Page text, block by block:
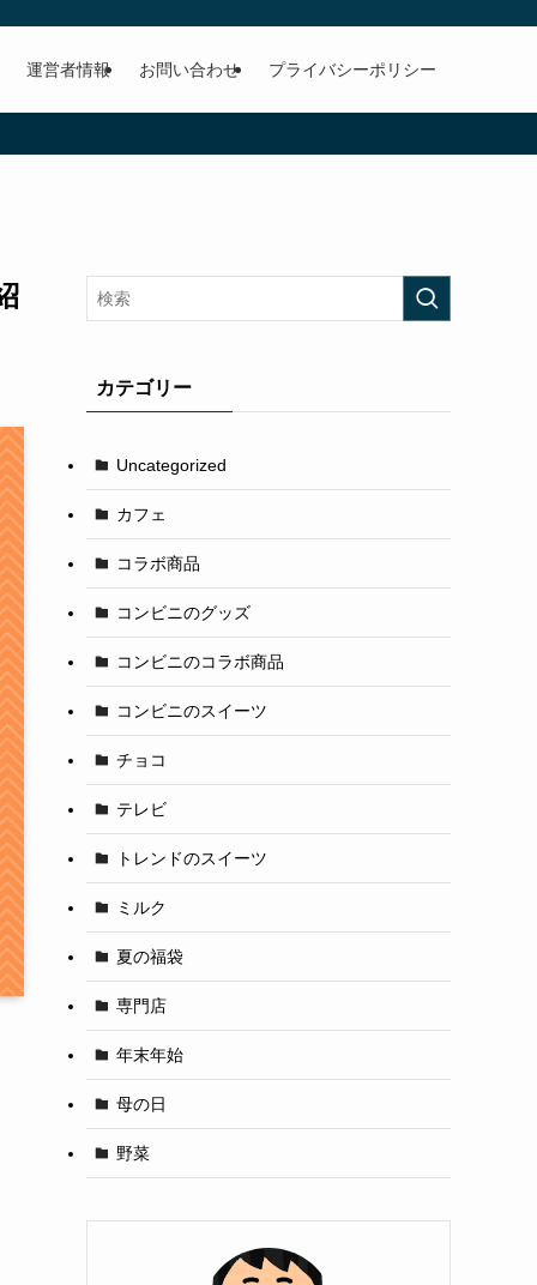
運営者情報 お問い合わせ プライバシーポリシー
カテゴリー
Uncategorized
カフェ
コラボ商品
コンビニのグッズ
コンビニのコラボ商品
コンビニのスイーツ
チョコ
テレビ
トレンドのスイーツ
ミルク
夏の福袋
専門店
年末年始
母の日
野菜